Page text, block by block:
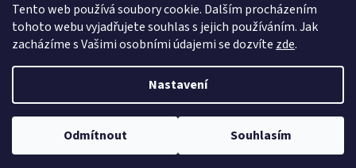
Tento web používá soubory cookie. Dalším procházením
tohoto webu vyjadřujete souhlas s jejich používáním. Jak
zacházíme s Vašimi osobními údajemi se dozvíte zde.
Nastavení
Odmítnout Souhlasím
Vytvořil Shoptet
iDRINKS.cz. Všechna práva vyhrazena.